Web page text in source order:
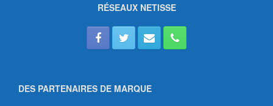
RÉSEAUX NETISSE
DES PARTENAIRES DE MARQUE